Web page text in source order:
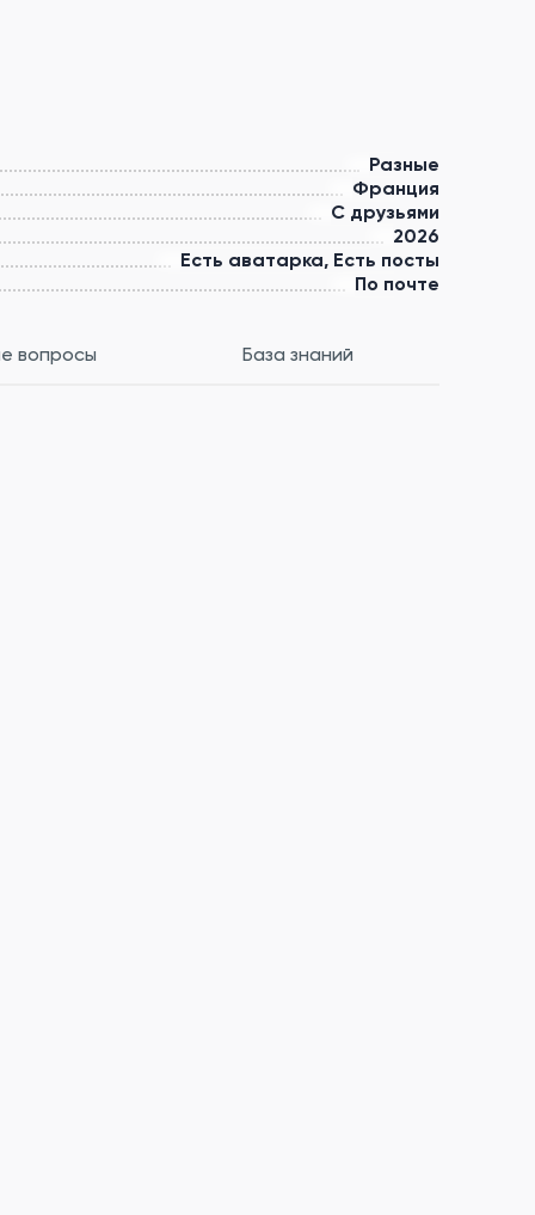
Разные
Франция
С друзьями
2026
Есть аватарка, Есть посты
По почте
вопросы База знаний